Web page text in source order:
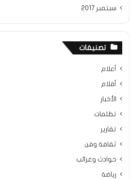
سبتمبر 2017
تصنيفات
أعلام
أقلام
الأخبار
تظلمات
تقارير
ثقافة وفن
حوادث وغرائب
رياضة